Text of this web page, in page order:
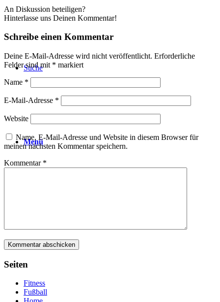
Suche
Menü
An Diskussion beteiligen?
Hinterlasse uns Deinen Kommentar!
Schreibe einen Kommentar
Deine E-Mail-Adresse wird nicht veröffentlicht. Erforderliche
Felder sind mit * markiert
Name *
E-Mail-Adresse *
Website
Name, E-Mail-Adresse und Website in diesem Browser für
meinen nächsten Kommentar speichern.
Kommentar *
Seiten
Fitness
Fußball